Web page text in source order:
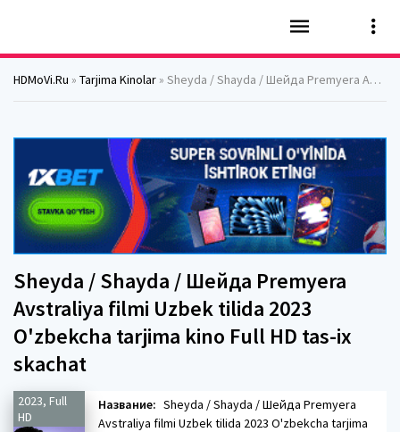
HDMoVi.Ru » Tarjima Kinolar » Sheyda / Shayda / Шейда Premyera Avstraliya filmi Uzbek tilida 2023 O'zbekcha tarjima kino Full HD tas-ix skachat
Sheyda / Shayda / Шейда Premyera
Avstraliya filmi Uzbek tilida 2023
O'zbekcha tarjima kino Full HD tas-ix
skachat
2023, Full
HD
Название: Sheyda / Shayda / Шейда Premyera
Avstraliya filmi Uzbek tilida 2023 O'zbekcha tarjima